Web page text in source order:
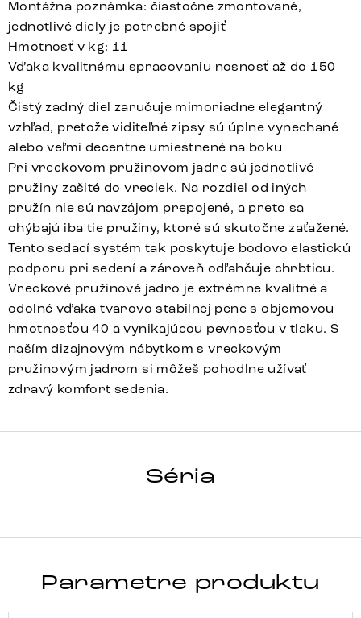
Montážna poznámka: čiastočne zmontované,
jednotlivé diely je potrebné spojiť
Hmotnosť v kg: 11
Vďaka kvalitnému spracovaniu nosnosť až do 150
kg
Čistý zadný diel zaručuje mimoriadne elegantný
vzhľad, pretože viditeľné zipsy sú úplne vynechané
alebo veľmi decentne umiestnené na boku
Pri vreckovom pružinovom jadre sú jednotlivé
pružiny zašité do vreciek. Na rozdiel od iných
pružín nie sú navzájom prepojené, a preto sa
ohýbajú iba tie pružiny, ktoré sú skutočne zaťažené.
Tento sedací systém tak poskytuje bodovo elastickú
podporu pri sedení a zároveň odľahčuje chrbticu.
Vreckové pružinové jadro je extrémne kvalitné a
odolné vďaka tvarovo stabilnej pene s objemovou
hmotnosťou 40 a vynikajúcou pevnosťou v tlaku. S
naším dizajnovým nábytkom s vreckovým
pružinovým jadrom si môžeš pohodlne užívať
zdravý komfort sedenia.
Séria
Heira-Flex
Array
Parametre produktu